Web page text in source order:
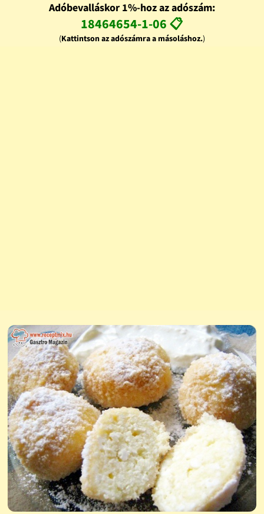
Adóbevalláskor 1%-hoz az adószám:
18464654-1-06 📋
(Kattintson az adószámra a másoláshoz.)